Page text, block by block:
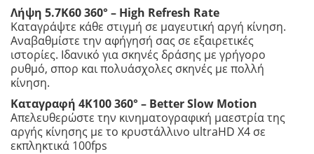
Λήψη 5.7K60 360° – High Refresh Rate
Καταγράψτε κάθε στιγμή σε μαγευτική αργή κίνηση.
Αναβαθμίστε την αφήγησή σας σε εξαιρετικές
ιστορίες. Ιδανικό για σκηνές δράσης με γρήγορο
ρυθμό, σπορ και πολυάσχολες σκηνές με πολλή
κίνηση.
Καταγραφή 4K100 360° – BetterSlow Motion
Απελευθερώστε την κινηματογραφική μαεστρία της
αργής κίνησης με το κρυστάλλινο ultraHD X4 σε
εκπληκτικά 100fps